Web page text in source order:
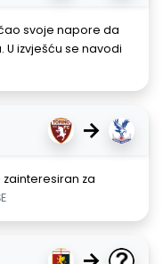
svoje napore da
izvješću se navodi
→
zainteresiran za